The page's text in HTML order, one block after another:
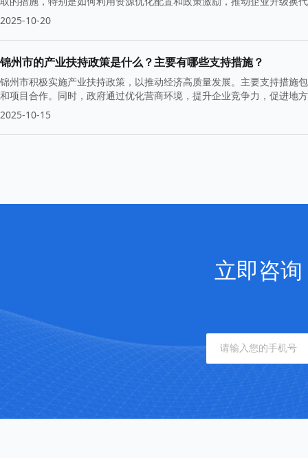
2025-10-20
锦州市的产业扶持政策是什么？主要有哪些支持措施？
锦州市积极实施产业扶持政策，以推动经济高质量发展。主要支持措施
和项目合作。同时，政府通过优化营商环境，提升企业竞争力，促进地
2025-10-15
立即咨